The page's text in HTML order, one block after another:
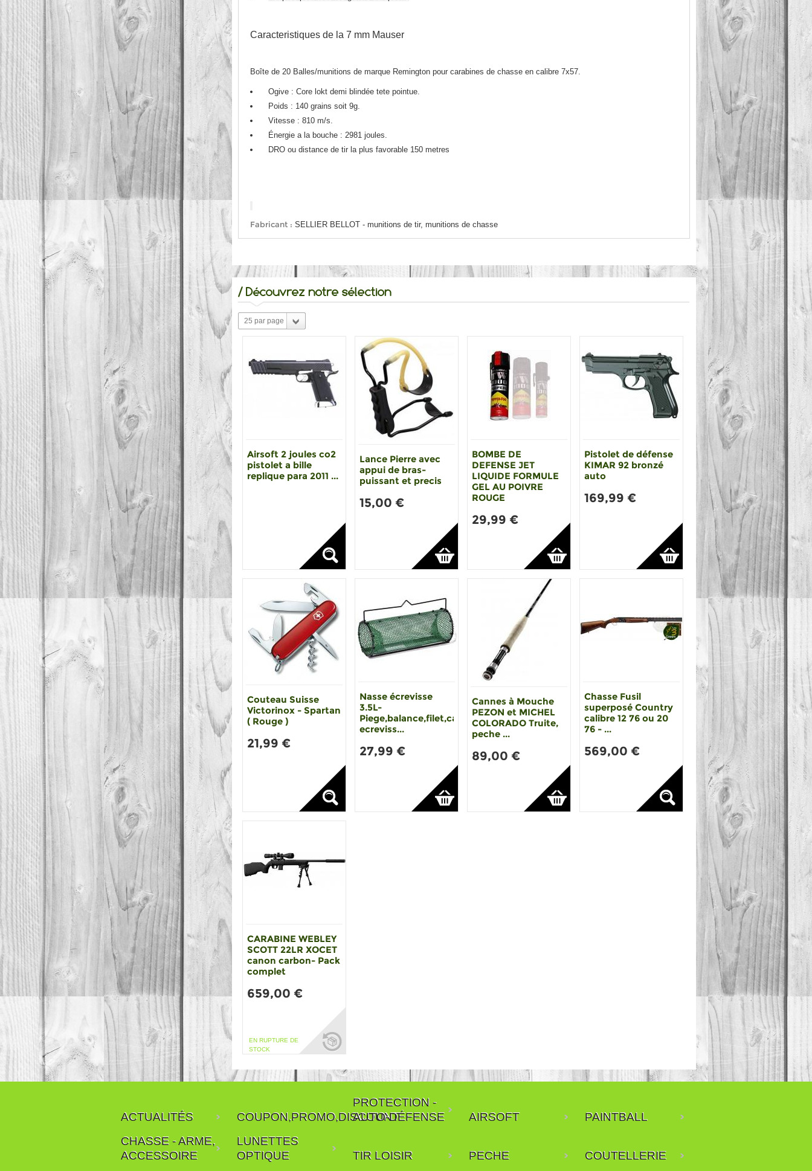
Caracteristiques de la 7 mm Mauser
Boîte de 20 Balles/munitions de marque Remington pour carabines de chasse en calibre 7x57.
Ogive : Core lokt demi blindée tete pointue.
Poids : 140 grains soit 9g.
Vitesse : 810 m/s.
Énergie a la bouche : 2981 joules.
DRO ou distance de tir la plus favorable 150 metres
Fabricant : SELLIER BELLOT - munitions de tir, munitions de chasse
/ Découvrez notre sélection
25 par page
Airsoft 2 joules co2
pistolet a bille
replique para 2011 ...
Lance Pierre avec
appui de bras-
puissant et precis
15,00 €
BOMBE DE
DEFENSE JET
LIQUIDE FORMULE
GEL AU POIVRE
ROUGE
29,99 €
Pistolet de défense
KIMAR 92 bronzé
auto
169,99 €
Couteau Suisse
Victorinox - Spartan
( Rouge )
21,99 €
Nasse écrevisse
3.5L-
Piege,balance,filet,casier
ecreviss...
27,99 €
Cannes à Mouche
PEZON et MICHEL
COLORADO Truite,
peche ...
89,00 €
Chasse Fusil
superposé Country
calibre 12 76 ou 20
76 - ...
569,00 €
CARABINE WEBLEY
SCOTT 22LR XOCET
canon carbon- Pack
complet
EN RUPTURE DE
STOCK
659,00 €
ACTUALITÉS COUPON,PROMO,DISCOUNT
PROTECTION -
AUTO-DÉFENSE
AIRSOFT
PAINTBALL
CHASSE - ARME,
ACCESSOIRE
LUNETTES
OPTIQUE
TIR LOISIR PECHE COUTELLERIE